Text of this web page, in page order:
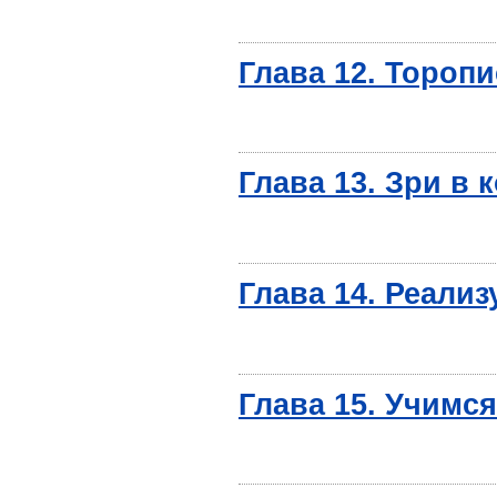
Глава 12.
Глава 13. Зри в
Глава 14.
Глава 15.